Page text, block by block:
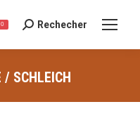
0
Recherche
:
Rechecher
/ SCHLEICH